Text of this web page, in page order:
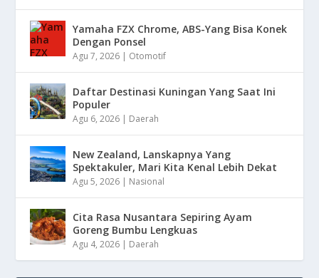
Yamaha FZX Chrome, ABS-Yang Bisa Konek
Dengan Ponsel
Agu 7, 2026 | Otomotif
Daftar Destinasi Kuningan Yang Saat Ini
Populer
Agu 6, 2026 | Daerah
New Zealand, Lanskapnya Yang
Spektakuler, Mari Kita Kenal Lebih Dekat
Agu 5, 2026 | Nasional
Cita Rasa Nusantara Sepiring Ayam
Goreng Bumbu Lengkuas
Agu 4, 2026 | Daerah